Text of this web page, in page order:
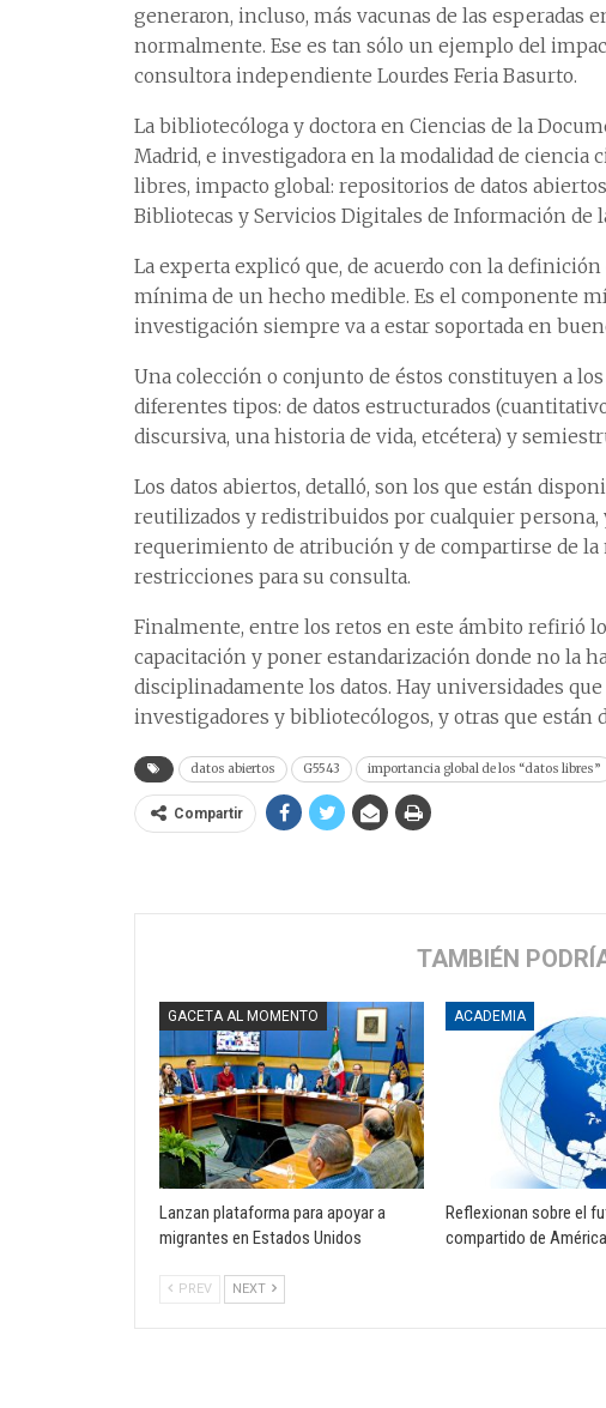
generaron, incluso, más vacunas de las esperadas
normalmente. Ese es tan sólo un ejemplo del
consultora independiente Lourdes Feria Basurto.
La bibliotecóloga y doctora en Ciencias de la
Madrid, e investigadora en la modalidad de ciencia
libres, impacto global: repositorios de datos
Bibliotecas y Servicios Digitales de Información de
La experta explicó que, de acuerdo con la
mínima de un hecho medible. Es el componente
investigación siempre va a estar soportada en
Una colección o conjunto de éstos constituyen a
diferentes tipos: de datos estructurados
discursiva, una historia de vida, etcétera) y
Los datos abiertos, detalló, son los que están
reutilizados y redistribuidos por cualquier persona,
requerimiento de atribución y de compartirse de
restricciones para su consulta.
Finalmente, entre los retos en este ámbito refirió
capacitación y poner estandarización donde no la
disciplinadamente los datos. Hay universidades
investigadores y bibliotecólogos, y otras que están
datos abiertos G5543 importancia global de los “datos libres”
Compartir
TAMBIÉN
GACETA AL MOMENTO
Lanzan plataforma para apoyar a
migrantes en Estados Unidos
ACADEMIA
Reflexionan sobre el
compartido de
PREV NEXT